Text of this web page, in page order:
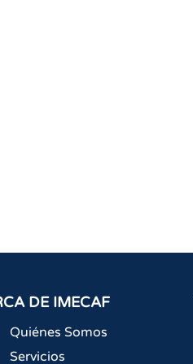
DE IMECAF
Quiénes Somos
Servicios